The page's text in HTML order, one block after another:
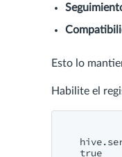
Esto lo
Habilite el
true